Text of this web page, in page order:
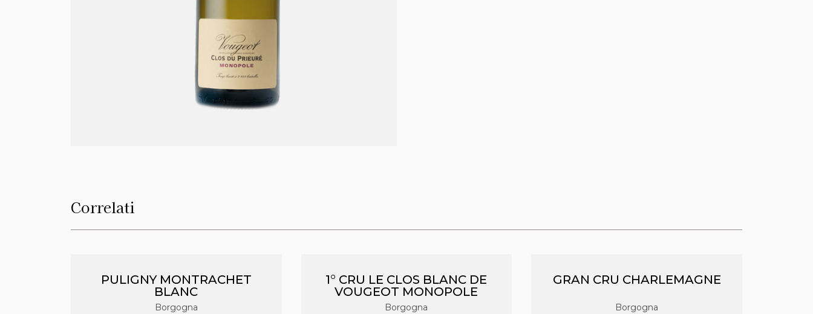
Correlati
PULIGNY MONTRACHET
BLANC
Borgogna
1° CRU LE CLOS BLANC DE
VOUGEOT MONOPOLE
Borgogna
GRAN CRU CHARLEMAGNE
Borgogna